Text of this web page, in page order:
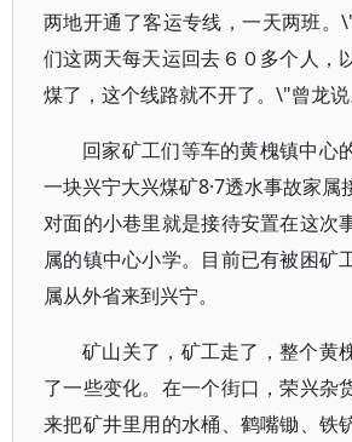
两地开通了客运专线，一天两班。
们这两天每天运回去６０多个人，
煤了，这个线路就不开了。\"曾龙说
回家矿工们等车的黄槐镇中心
一块兴宁大兴煤矿8·7透水事故家属
对面的小巷里就是接待安置在这次
属的镇中心小学。目前已有被困矿
属从外省来到兴宁。
矿山关了，矿工走了，整个黄
了一些变化。在一个街口，荣兴杂
来把矿井里用的水桶、鹤嘴锄、铁